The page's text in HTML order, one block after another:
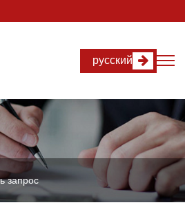
русский
запрос